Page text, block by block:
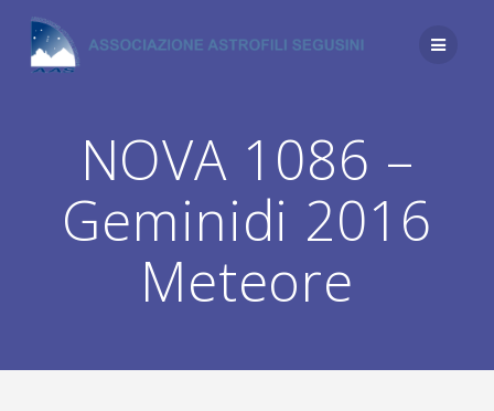
contenuto
NOVA 1086 –
Geminidi 2016
Meteore